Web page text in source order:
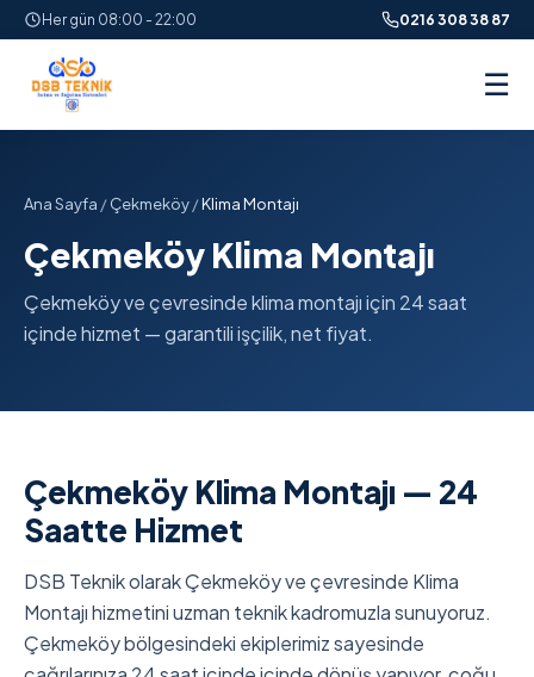
Her gün 08:00 - 22:00 0216 308 38 87
☰
Ana Sayfa /Çekmeköy/Klima Montajı
Çekmeköy Klima Montajı
Çekmeköy ve çevresinde klima montajı için 24 saat
içinde hizmet — garantili işçilik, net fiyat.
Çekmeköy Klima Montajı — 24
Saatte Hizmet
DSB Teknik olarak Çekmeköy ve çevresinde Klima
Montajı hizmetini uzman teknik kadromuzla sunuyoruz.
Çekmeköy bölgesindeki ekiplerimiz sayesinde